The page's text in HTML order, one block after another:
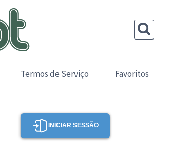
Termos de Serviço Favoritos
INICIAR SESSÃO